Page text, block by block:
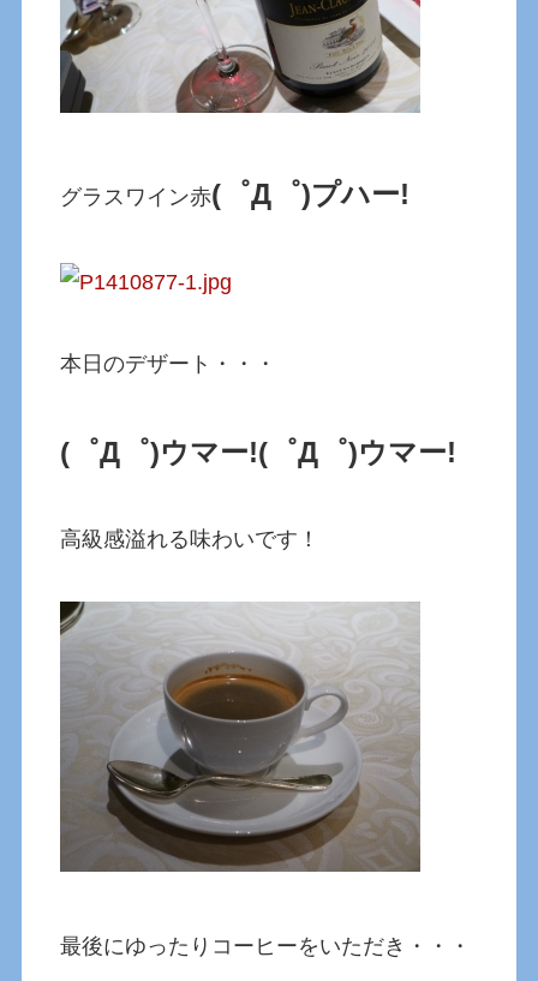
グラスワイン赤(゜Д゜)プハー!
本日のデザート・・・
(゜Д゜)ウマー!(゜Д゜)ウマー!
高級感溢れる味わいです！
最後にゆったりコーヒーをいただき・・・